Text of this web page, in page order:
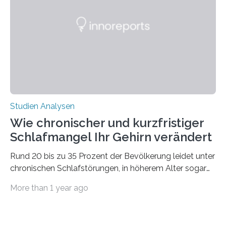
derzeitigen Verbreitungsgebiets bis zum Jahr 2100
Studien Analysen
Wie chronischer und kurzfristiger
Schlafmangel Ihr Gehirn verändert
Rund 20 bis zu 35 Prozent der Bevölkerung leidet unter
chronischen Schlafstörungen, in höherem Alter sogar
Erwachsene kennt zudem ein kurzfristiges Schlafdefizit:
More than 1 year ago